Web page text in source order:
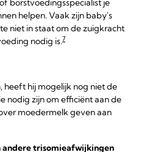
borstvoedingsspecialist je
helpen. Vaak zijn baby's
niet in staat om de zuigkracht
nodig is.7
heeft hij mogelijk nog niet de
nodig zijn om efficiënt aan de
moedermelk geven aan
andere trisomieafwijkingen